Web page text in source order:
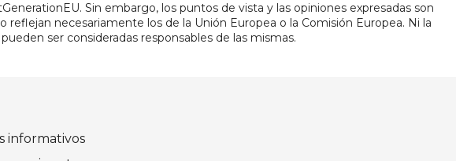
Sin embargo, los puntos de vista y las opiniones expresadas son
necesariamente los de la Unión Europea o la Comisión Europea. Ni la
ser consideradas responsables de las mismas.
informativos